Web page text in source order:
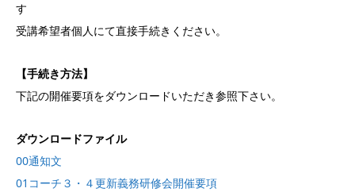
す
受講希望者個人にて直接手続きください。
【手続き方法】
下記の開催要項をダウンロードいただき参照下さい。
ダウンロードファイル
00通知文
01コーチ３・４更新義務研修会開催要項